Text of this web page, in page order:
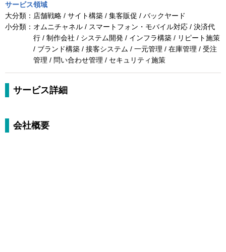
サービス領域
大分類： 店舗戦略 / サイト構築 / 集客販促 / バックヤード
小分類： オムニチャネル / スマートフォン・モバイル対応 / 決済代
行 / 制作会社 / システム開発 / インフラ構築 / リピート施策
/ ブランド構築 / 接客システム / 一元管理 / 在庫管理 / 受注
管理 / 問い合わせ管理 / セキュリティ施策
サービス詳細
会社概要